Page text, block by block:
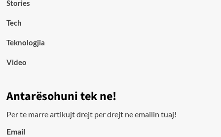
Stories
Tech
Teknologjia
Video
Antarësohuni tek ne!
Per te marre artikujt drejt per drejt ne emailin tuaj!
Email